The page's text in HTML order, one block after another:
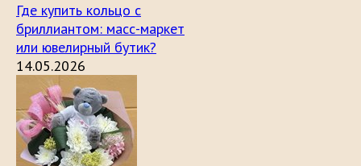
Где купить кольцо с
бриллиантом: масс-маркет
или ювелирный бутик?
14.05.2026